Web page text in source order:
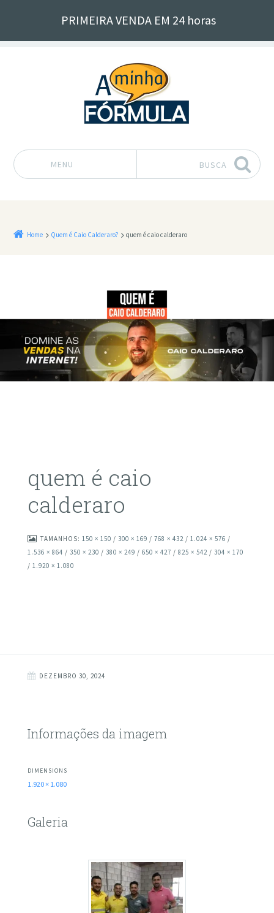
PRIMEIRA VENDA EM 24 horas
MENU BUSCA
Home Quem é Caio Calderaro? quem é caio calderaro
quem é caio
calderaro
TAMANHOS: 150 × 150 / 300 × 169 / 768 × 432 / 1.024 × 576 /
1.536 × 864 / 350 × 230 / 380 × 249 / 650 × 427 / 825 × 542 / 304 × 170
/ 1.920 × 1.080
DEZEMBRO 30, 2024
Informações da imagem
DIMENSIONS
1.920 × 1.080
Galeria